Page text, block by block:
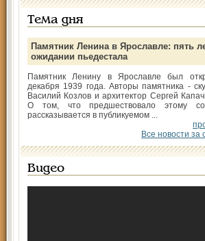
Тема дня
Памятник Ленина в Ярославле: пять
ожидании пьедестала
Памятник Ленину в Ярославле был
декабря 1939 года. Авторы памятника -
Василий Козлов и архитектор Сергей
О том, что предшествовало этому
рассказывается в публикуемом ...
Все новости за
Видео